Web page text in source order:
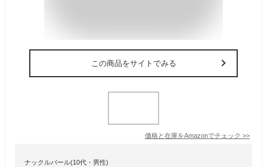
この商品をサイトでみる
価格と在庫をAmazonでチェック >>
ナックルバール(10代・男性)